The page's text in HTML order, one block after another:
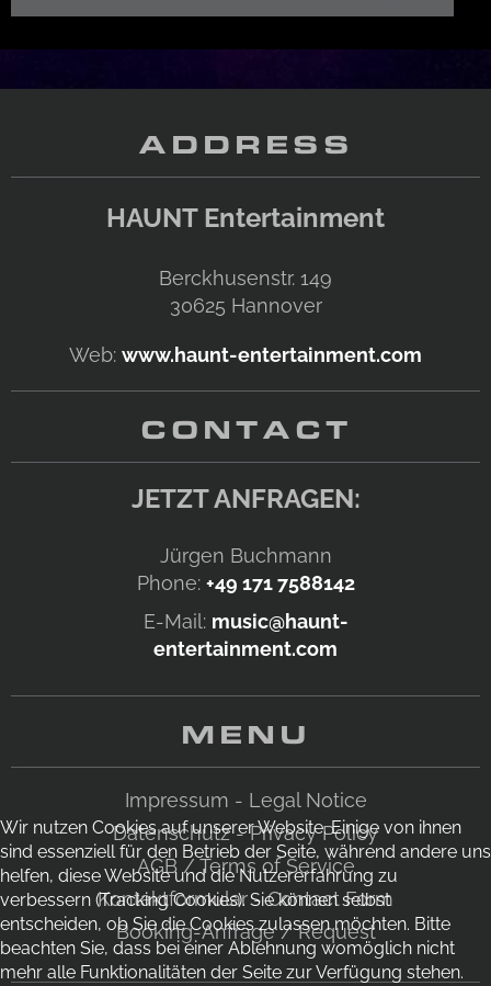
ADDRESS
HAUNT Entertainment
Berckhusenstr. 149
30625 Hannover
Web: www.haunt-entertainment.com
CONTACT
JETZT ANFRAGEN:
Jürgen Buchmann
Phone: +49 171 7588142
E-Mail: music@haunt-
entertainment.com
MENU
Impressum - Legal Notice
Datenschutz - Privacy Policy
AGB / Terms of Service
Kontaktformular - Contact Form
Booking-Anfrage / Request
Wir nutzen Cookies auf unserer Website. Einige von ihnen
sind essenziell für den Betrieb der Seite, während andere uns
helfen, diese Website und die Nutzererfahrung zu
verbessern (Tracking Cookies). Sie können selbst
entscheiden, ob Sie die Cookies zulassen möchten. Bitte
beachten Sie, dass bei einer Ablehnung womöglich nicht
mehr alle Funktionalitäten der Seite zur Verfügung stehen.